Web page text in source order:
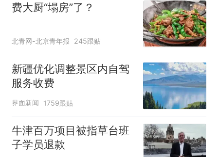
费大厨“塌房”了？
北青网-北京青年报 245跟贴
新疆优化调整景区内自驾
服务收费
界面新闻 1759跟贴
牛津百万项目被指草台班
子学员退款